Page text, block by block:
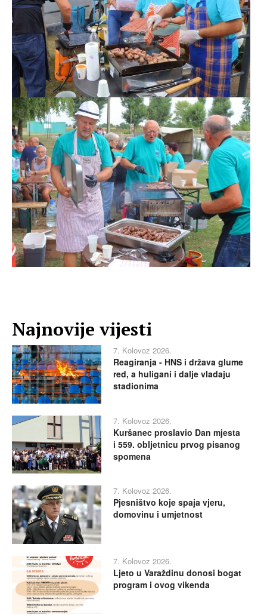
Najnovije vijesti
7. Kolovoz 2026.
Reagiranja - HNS i država glume
red, a huligani i dalje vladaju
stadionima
7. Kolovoz 2026.
Kuršanec proslavio Dan mjesta
i 559. obljetnicu prvog pisanog
spomena
7. Kolovoz 2026.
Pjesništvo koje spaja vjeru,
domovinu i umjetnost
7. Kolovoz 2026.
Ljeto u Varaždinu donosi bogat
program i ovog vikenda